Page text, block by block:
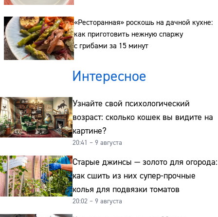
«Ресторанная» роскошь на дачной кухне:
как приготовить нежную спаржу
с грибами за 15 минут
Интересное
Узнайте свой психологический
возраст: сколько кошек вы видите на
картине?
20:41 – 9 августа
Старые джинсы — золото для огорода:
как сшить из них супер-прочные
колья для подвязки томатов
20:02 – 9 августа